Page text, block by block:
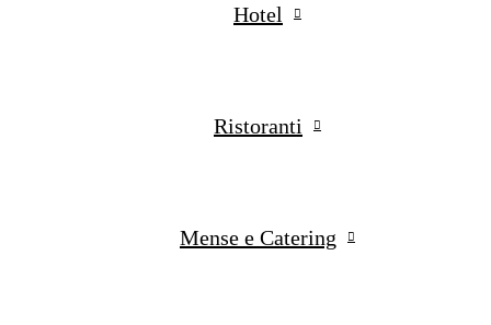
Hotel
Ristoranti
Mense e Catering